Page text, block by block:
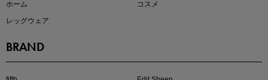
ホーム
コスメ
レッグウェア
BRAND